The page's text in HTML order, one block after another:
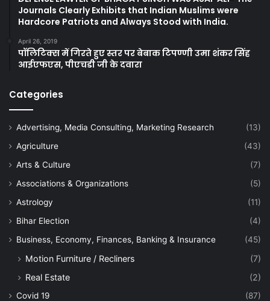
Journals Clearly Exhibits that Indian Muslims were
Hardcore Patriots and Always Stood with India.
April 26, 2019
पॉलिटिक्स में गिरते हुए स्तर पर बेबाक टिपण्णी उमा शंकर सिंह
आईएफएस, पीएचडी जी के दवारा
Categories
Advertising, Media Consulting, Marketing Research
(13)
Agriculture
(43)
Arts & Culture
(7)
Associations & Organizations
(5)
Astrology
(11)
Bihar Election
(4)
Business, Economy, Finances, Banking & Insurance
(45)
Motion Furniture / Recliners
(7)
Real Estate
(2)
Covid 19
(87)